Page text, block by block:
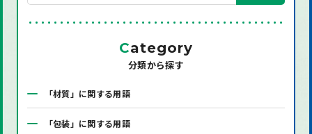
Category
分類から探す
「材質」に関する用語
「包装」に関する用語